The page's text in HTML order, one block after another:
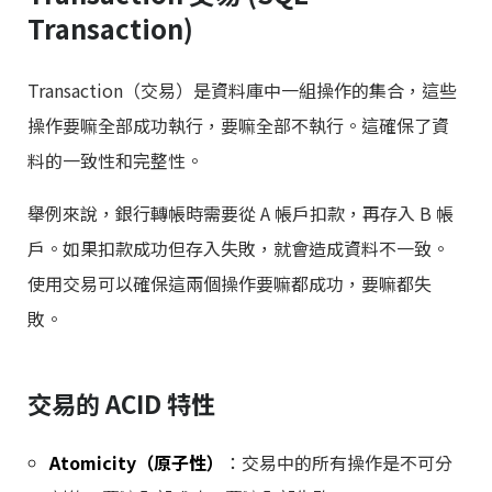
Transaction)
Transaction（交易）是資料庫中一組操作的集合，這些
操作要嘛全部成功執行，要嘛全部不執行。這確保了資
料的一致性和完整性。
舉例來說，銀行轉帳時需要從 A 帳戶扣款，再存入 B 帳
戶。如果扣款成功但存入失敗，就會造成資料不一致。
使用交易可以確保這兩個操作要嘛都成功，要嘛都失
敗。
交易的 ACID 特性
Atomicity（原子性）
：交易中的所有操作是不可分